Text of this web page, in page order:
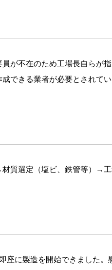
が不在のため工場長自らが
できる業者が必要とされてい
質選定（塩ビ、鉄管等）→
座に製造を開始できました